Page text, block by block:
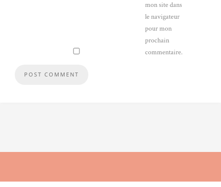
mon site dans
le navigateur
pour mon
prochain
commentaire.